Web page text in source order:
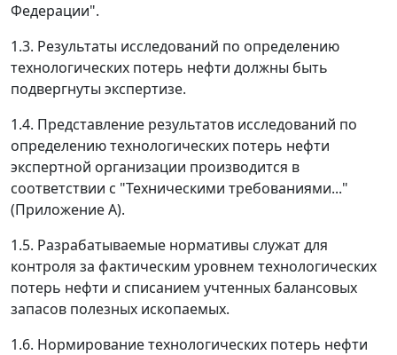
Федерации".
1.3. Результаты исследований по определению
технологических потерь нефти должны быть
подвергнуты экспертизе.
1.4. Представление результатов исследований по
определению технологических потерь нефти
экспертной организации производится в
соответствии с "Техническими требованиями..."
(Приложение А).
1.5. Разрабатываемые нормативы служат для
контроля за фактическим уровнем технологических
потерь нефти и списанием учтенных балансовых
запасов полезных ископаемых.
1.6. Нормирование технологических потерь нефти